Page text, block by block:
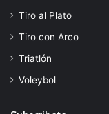
Tiro al Plato
Tiro con Arco
Triatlón
Voleybol